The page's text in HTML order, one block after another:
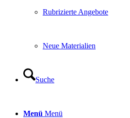
Rubrizierte Angebote
Neue Materialien
Suche
Menü Menü